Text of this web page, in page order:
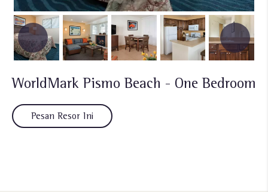
WorldMark Pismo Beach - One Bedroom
Pesan Resor Ini